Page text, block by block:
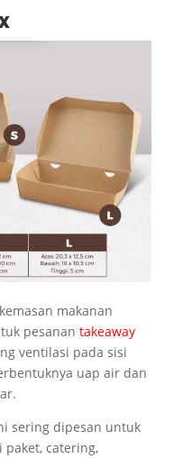
makanan
pesanan takeaway
ventilasi pada sisi
uap air dan
sering dipesan untuk
paket, catering,